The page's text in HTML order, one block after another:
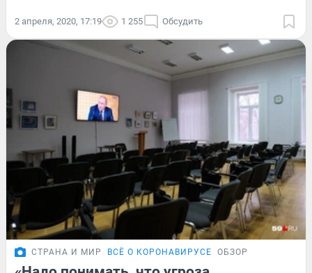
2 апреля, 2020, 17:19 1 255 Обсудить
СТРАНА И МИР ВСЁ О КОРОНАВИРУСЕ ОБЗОР